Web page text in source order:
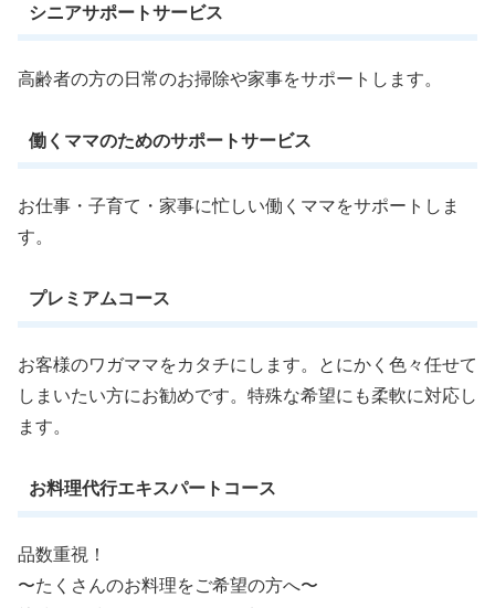
シニアサポートサービス
高齢者の方の日常のお掃除や家事をサポートします。
働くママのためのサポートサービス
お仕事・子育て・家事に忙しい働くママをサポートしま
す。
プレミアムコース
お客様のワガママをカタチにします。とにかく色々任せて
しまいたい方にお勧めです。特殊な希望にも柔軟に対応し
ます。
お料理代行エキスパートコース
品数重視！
〜たくさんのお料理をご希望の方へ〜